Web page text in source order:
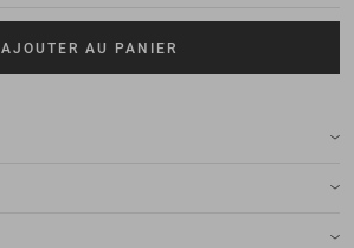
AJOUTER AU PANIER